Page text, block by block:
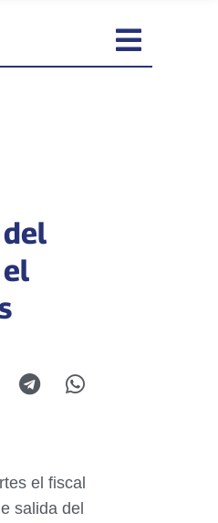
el fiscal
salida del